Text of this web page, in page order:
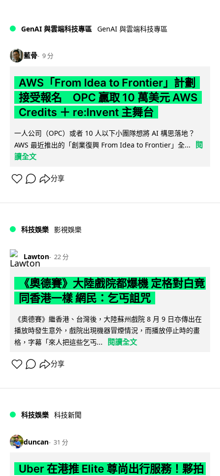
GenAI 與雲端科技專區 GenAI 與雲端科技專區
藍骨 9 分
AWS「From Idea to Frontier」計劃
接受報名 OPC 贏取 10 萬美元 AWS
Credits ＋ re:Invent 主舞台
一人公司（OPC）或者 10 人以下小團隊想將 AI 構思落地？
AWS 最近推出的「創業復興 From Idea to Frontier」全...
閱
讀全文
分享
科技娛樂 影視娛樂
Lawton 22 分
《奧德賽》大陸戲院都爆機 定格對白竟
同香港一樣 網民：乞丐詛咒
《奧德賽》繼香港、台灣後，大陸蘇州戲院 8 月 9 日亦傳出在
播放時發生意外，戲院出現機器冒煙情況，而播放停止時的畫
格，字幕「來人把這些乞丐...
閱讀全文
分享
科技娛樂 科技新聞
duncan 31 分
Uber 在港推 Elite 尊尚出行服務！夥拍